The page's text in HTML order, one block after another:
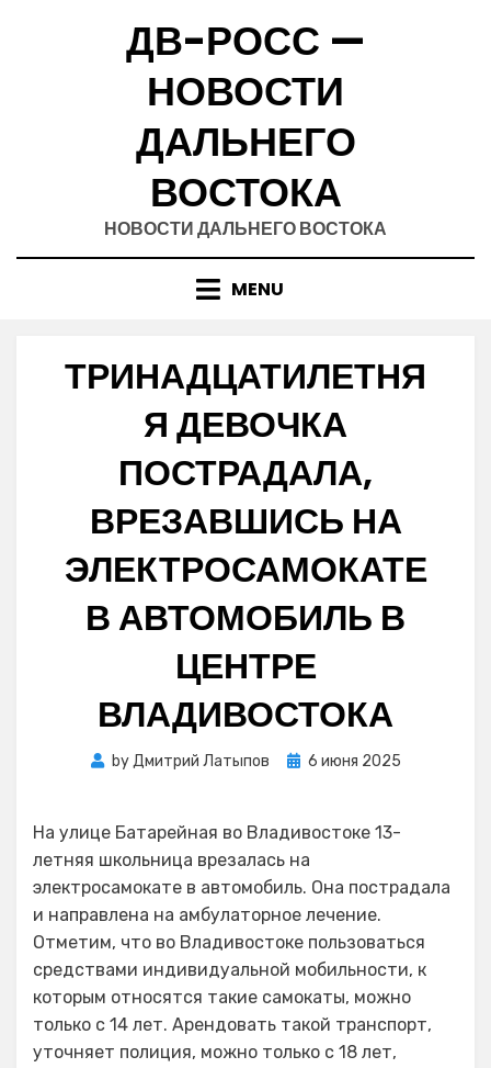
ДВ-РОСС —
НОВОСТИ
ДАЛЬНЕГО
ВОСТОКА
НОВОСТИ ДАЛЬНЕГО ВОСТОКА
MENU
ТРИНАДЦАТИЛЕТНЯ
Я ДЕВОЧКА
ПОСТРАДАЛА,
ВРЕЗАВШИСЬ НА
ЭЛЕКТРОСАМОКАТЕ
В АВТОМОБИЛЬ В
ЦЕНТРЕ
ВЛАДИВОСТОКА
byДмитрий Латыпов
Posted
6 июня 2025
На улице Батарейная во Владивостоке 13-
летняя школьница врезалась на
электросамокате в автомобиль. Она пострадала
и направлена на амбулаторное лечение.
Отметим, что во Владивостоке пользоваться
средствами индивидуальной мобильности, к
которым относятся такие самокаты, можно
только с 14 лет. Арендовать такой транспорт,
уточняет полиция, можно только с 18 лет,